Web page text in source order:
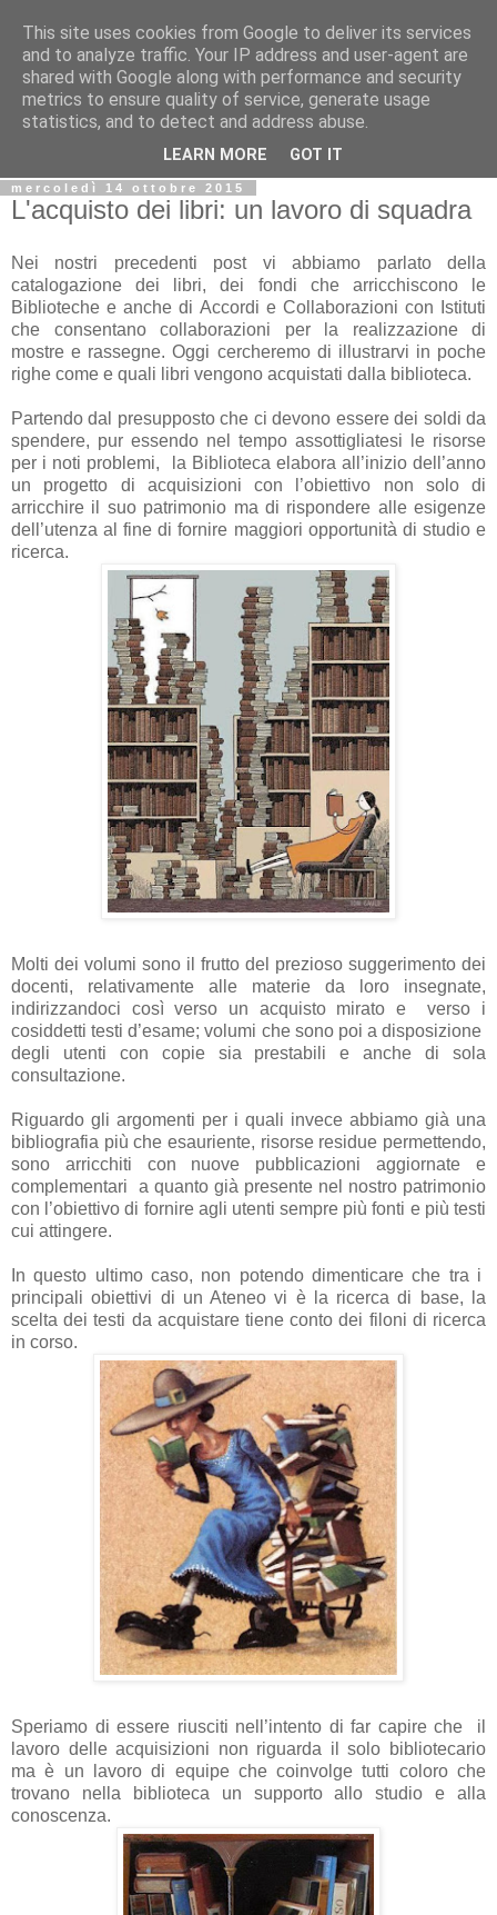
Biblio@rti in
Il Blog della Biblioteca di Area delle arti per condividere
informazioni iniziative incontri
mercoledì 14 ottobre 2015
L'acquisto dei libri: un lavoro di squadra
Nei nostri precedenti post vi abbiamo parlato della
catalogazione dei libri, dei fondi che arricchiscono le
Biblioteche e anche di Accordi e Collaborazioni con Istituti
che consentano collaborazioni per la realizzazione di
mostre e rassegne. Oggi cercheremo di illustrarvi in poche
righe come e quali libri vengono acquistati dalla biblioteca.
Partendo dal presupposto che ci devono essere dei soldi da
spendere, pur essendo nel tempo assottigliatesi le risorse
per i noti problemi, la Biblioteca elabora all’inizio dell’anno
un progetto di acquisizioni con l’obiettivo non solo di
arricchire il suo patrimonio ma di rispondere alle esigenze
dell’utenza al fine di fornire maggiori opportunità di studio e
ricerca.
Molti dei volumi sono il frutto del prezioso suggerimento dei
docenti, relativamente alle materie da loro insegnate,
indirizzandoci così verso un acquisto mirato e verso i
cosiddetti testi d’esame; volumi che sono poi a disposizione
degli utenti con copie sia prestabili e anche di sola
consultazione.
Riguardo gli argomenti per i quali invece abbiamo già una
bibliografia più che esauriente, risorse residue permettendo,
sono arricchiti con nuove pubblicazioni aggiornate e
complementari a quanto già presente nel nostro patrimonio
con l’obiettivo di fornire agli utenti sempre più fonti e più testi
cui attingere.
In questo ultimo caso, non potendo dimenticare che tra i
principali obiettivi di un Ateneo vi è la ricerca di base, la
scelta dei testi da acquistare tiene conto dei filoni di ricerca
in corso.
Speriamo di essere riusciti nell’intento di far capire che il
lavoro delle acquisizioni non riguarda il solo bibliotecario
ma è un lavoro di equipe che coinvolge tutti coloro che
trovano nella biblioteca un supporto allo studio e alla
conoscenza.
This site uses cookies from Google to deliver its services
and to analyze traffic. Your IP address and user-agent are
shared with Google along with performance and security
metrics to ensure quality of service, generate usage
statistics, and to detect and address abuse.
LEARN MORE GOT IT